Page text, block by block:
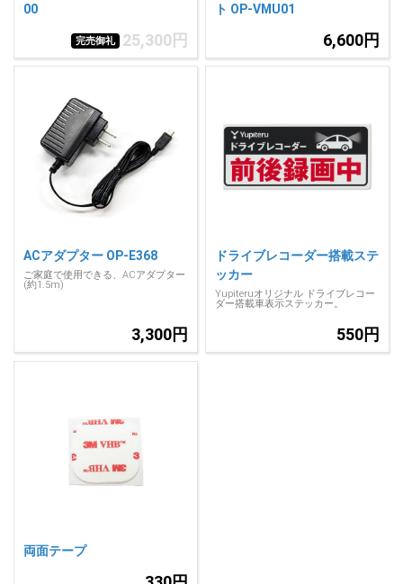
00
完売御礼 25,300円
ト OP-VMU01
6,600円
ACアダプター OP-E368
ご家庭で使用できる、ACアダプター
(約1.5m)
3,300円
ドライブレコーダー搭載ステ
ッカー
Yupiteruオリジナル ドライブレコー
ダー搭載車表示ステッカー。
550円
両面テープ